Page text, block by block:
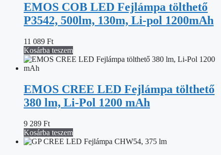
EMOS COB LED Fejlámpa tölthető
P3542, 500lm, 130m, Li-pol 1200mAh
11 089 Ft
Kosárba teszem
EMOS CREE LED Fejlámpa tölthető
380 lm, Li-Pol 1200 mAh
9 289 Ft
Kosárba teszem